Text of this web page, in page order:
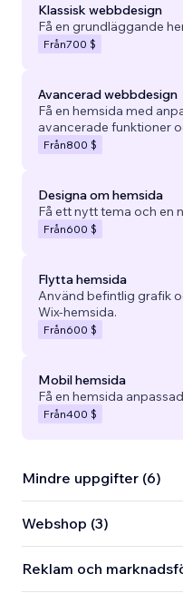
Klassisk webbdesign
Få en grundläggande
Från700 $
Avancerad webbdesign
Få en hemsida med
avancerade funktioner
Från800 $
Designa om hemsida
Få ett nytt tema och en
Från600 $
Flytta hemsida
Använd befintlig grafik
Wix-hemsida.
Från600 $
Mobil hemsida
Få en hemsida
Från400 $
Mindre uppgifter (6)
Webshop (3)
Reklam och